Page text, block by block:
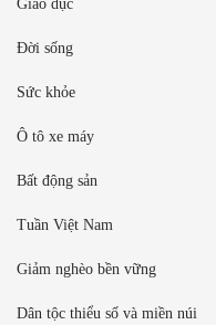
Giáo dục
Đời sống
Sức khỏe
Ô tô xe máy
Bất động sản
Tuần Việt Nam
Giảm nghèo bền vững
Dân tộc thiểu số và miền núi